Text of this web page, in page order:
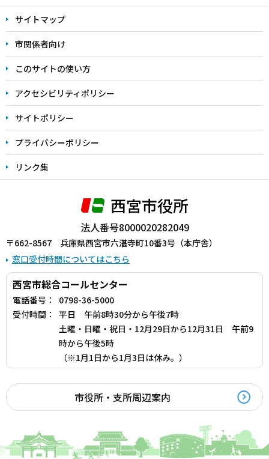
文
こ
こ
ま
サイトマップ
市関係者向け
このサイトの使い方
アクセシビリティポリシー
サイトポリシー
プライバシーポリシー
リンク集
西宮市役所
法人番号8000020282049
〒662-8567 兵庫県西宮市六湛寺町10番3号（本庁舎）
窓口受付時間についてはこちら
西宮市総合コールセンター
電話番号：
0798-36-5000
受付時間：
平日 午前8時30分から午後7時
土曜・日曜・祝日・12月29日から12月31日 午前9
時から午後5時
（※1月1日から1月3日は休み。）
市役所・支所周辺案内